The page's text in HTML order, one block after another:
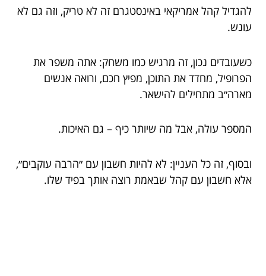
להגדיל קהל אמריקאי באינסטגרם זה לא טריק, וזה גם לא
עונש.
כשעובדים נכון, זה מרגיש כמו משחק: אתה משפר את
הפרופיל, מחדד את התוכן, מפיץ חכם, ורואה אנשים
מארה״ב מתחילים להישאר.
המספר עולה, אבל מה שיותר כיף – גם האיכות.
ובסוף, זה כל העניין: לא להיות חשבון עם ״הרבה עוקבים״,
אלא חשבון עם קהל שבאמת רוצה אותך בפיד שלו.